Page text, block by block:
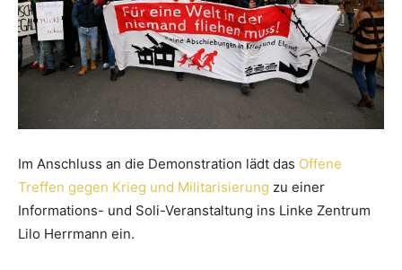
Im Anschluss an die Demonstration lädt das Offene
Treffen gegen Krieg und Militarisierung zu einer
Informations- und Soli-Veranstaltung ins Linke Zentrum
Lilo Herrmann ein.